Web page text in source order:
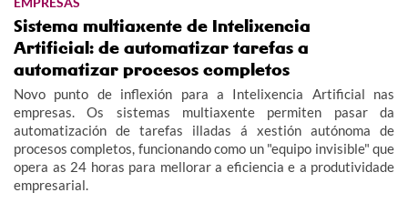
Sistema multiaxente de Intelixencia
Artificial: de automatizar tarefas a
automatizar procesos completos
Novo punto de inflexión para a Intelixencia Artificial nas
empresas. Os sistemas multiaxente permiten pasar da
automatización de tarefas illadas á xestión autónoma de
procesos completos, funcionando como un "equipo invisible" que
opera as 24 horas para mellorar a eficiencia e a produtividade
empresarial.